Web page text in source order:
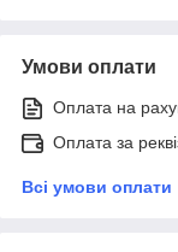
Умови оплати
Оплата на
Оплата за
Всі умови оплати